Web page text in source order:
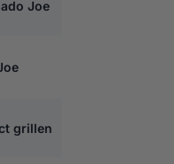
Joe
grillen